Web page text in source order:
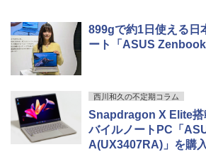
899gで約1日使える日
ート「ASUS Zenbook
西川和久の不定期コラム
Snapdragon X Elite搭
バイルノートPC「
A(UX3407RA)」を購